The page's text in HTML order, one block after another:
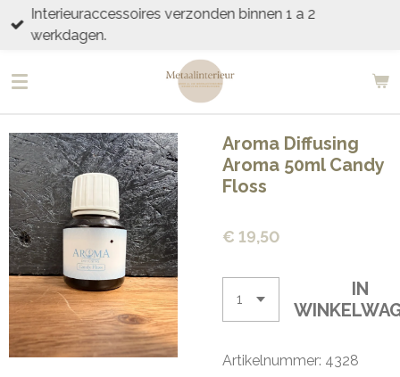
Ga
direct
de
Interieuraccessoires verzonden binnen 1 a 2
werkdagen.
Aroma Diffusing
Aroma 50ml Candy
Floss
€ 19,50
IN
Artikelnummer: 4328